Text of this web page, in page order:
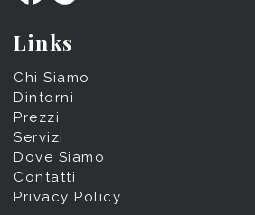
Links
Chi Siamo
Dintorni
Prezzi
Servizi
Dove Siamo
Contatti
Privacy Policy